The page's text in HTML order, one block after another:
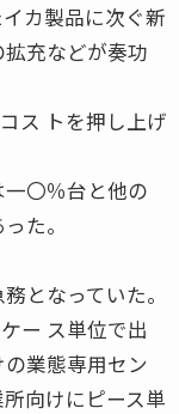
カ製品に次ぐ新
充などが奏功
ス トを押し上げ
〇％台と他の
た。
となっていた。
ー ス単位で出
業態専用セン
向けにピース単